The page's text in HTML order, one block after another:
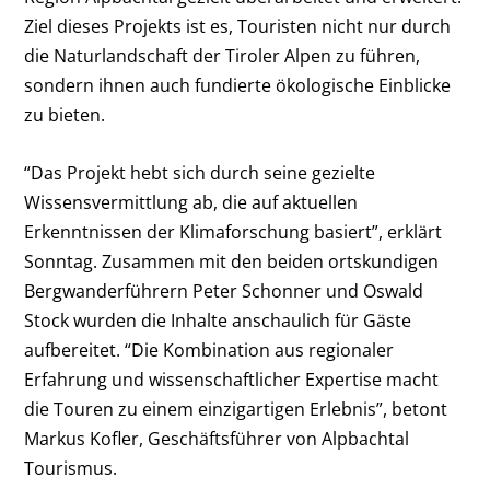
Ziel dieses Projekts ist es, Touristen nicht nur durch
die Naturlandschaft der Tiroler Alpen zu führen,
sondern ihnen auch fundierte ökologische Einblicke
zu bieten.
“Das Projekt hebt sich durch seine gezielte
Wissensvermittlung ab, die auf aktuellen
Erkenntnissen der Klimaforschung basiert”, erklärt
Sonntag. Zusammen mit den beiden ortskundigen
Bergwanderführern Peter Schonner und Oswald
Stock wurden die Inhalte anschaulich für Gäste
aufbereitet. “Die Kombination aus regionaler
Erfahrung und wissenschaftlicher Expertise macht
die Touren zu einem einzigartigen Erlebnis”, betont
Markus Kofler, Geschäftsführer von Alpbachtal
Tourismus.